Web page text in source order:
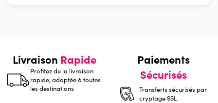
Livraison Rapide
Profitez de la livraison
rapide, adaptée à toutes
les destinations
Paiements
Sécurisés
Transferts sécurisés par
cryptage SSL